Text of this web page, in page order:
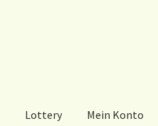
Lottery Mein Konto